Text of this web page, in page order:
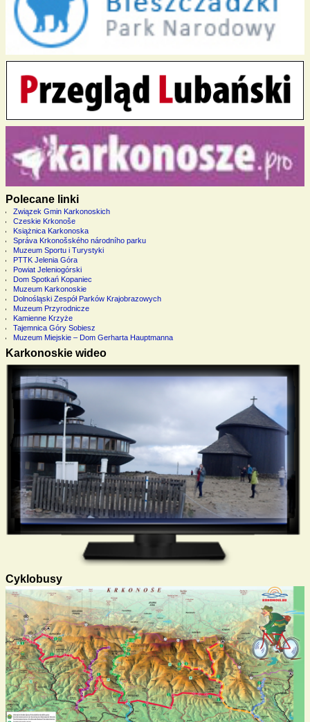
Polecane linki
Związek Gmin Karkonoskich
Czeskie Krkonoše
Książnica Karkonoska
Správa Krkonošského národního parku
Muzeum Sportu i Turystyki
PTTK Jelenia Góra
Powiat Jeleniogórski
Dom Spotkań Kopaniec
Muzeum Karkonoskie
Dolnośląski Zespół Parków Krajobrazowych
Muzeum Przyrodnicze
Kamienne Krzyże
Tajemnica Góry Sobiesz
Muzeum Miejskie – Dom Gerharta Hauptmanna
Karkonoskie wideo
Cyklobusy